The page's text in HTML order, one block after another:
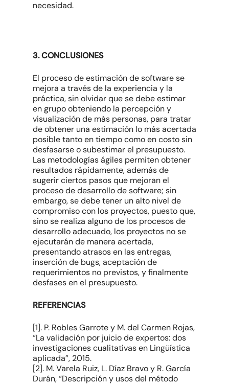
necesidad.
3. CONCLUSIONES
El proceso de estimación de software se
mejora a través de la experiencia y la
práctica, sin olvidar que se debe estimar
en grupo obteniendo la percepción y
visualización de más personas, para tratar
de obtener una estimación lo más acertada
posible tanto en tiempo como en costo sin
desfasarse o subestimar el presupuesto.
Las metodologías ágiles permiten obtener
resultados rápidamente, además de
sugerir ciertos pasos que mejoran el
proceso de desarrollo de software; sin
embargo, se debe tener un alto nivel de
compromiso con los proyectos, puesto que,
sino se realiza alguno de los procesos de
desarrollo adecuado, los proyectos no se
ejecutarán de manera acertada,
presentando atrasos en las entregas,
inserción de bugs, aceptación de
requerimientos no previstos, y finalmente
desfases en el presupuesto.
REFERENCIAS
[1]. P. Robles Garrote y M. del Carmen Rojas,
“La validación por juicio de expertos: dos
investigaciones cualitativas en Lingüística
aplicada”, 2015.
[2]. M. Varela Ruiz, L. Díaz Bravo y R. García
Durán, “Descripción y usos del método